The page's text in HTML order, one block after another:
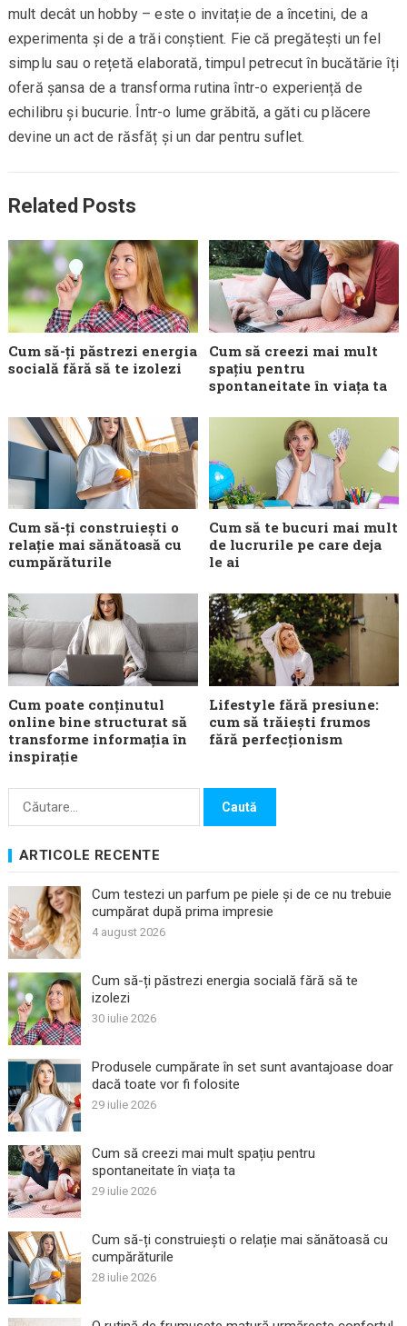
mult decât un hobby – este o invitație de a încetini, de a
experimenta și de a trăi conștient. Fie că pregătești un fel
simplu sau o rețetă elaborată, timpul petrecut în bucătărie îți
oferă șansa de a transforma rutina într-o experiență de
echilibru și bucurie. Într-o lume grăbită, a găti cu plăcere
devine un act de răsfăț și un dar pentru suflet.
Related Posts
Cum să-ți păstrezi energia
socială fără să te izolezi
Cum să creezi mai mult
spațiu pentru
spontaneitate în viața ta
Cum să-ți construiești o
relație mai sănătoasă cu
cumpărăturile
Cum să te bucuri mai mult
de lucrurile pe care deja
le ai
Cum poate conținutul
online bine structurat să
transforme informația în
inspirație
Lifestyle fără presiune:
cum să trăiești frumos
fără perfecționism
ARTICOLE RECENTE
Cum testezi un parfum pe piele și de ce nu trebuie
cumpărat după prima impresie
4 august 2026
Cum să-ți păstrezi energia socială fără să te
izolezi
30 iulie 2026
Produsele cumpărate în set sunt avantajoase doar
dacă toate vor fi folosite
29 iulie 2026
Cum să creezi mai mult spațiu pentru
spontaneitate în viața ta
29 iulie 2026
Cum să-ți construiești o relație mai sănătoasă cu
cumpărăturile
28 iulie 2026